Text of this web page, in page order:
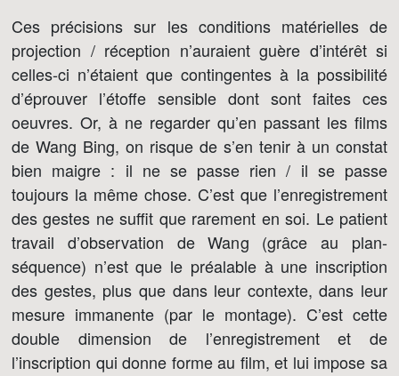
Ces précisions sur les conditions matérielles de
projection / réception n’auraient guère d’intérêt si
celles-ci n’étaient que contingentes à la possibilité
d’éprouver l’étoffe sensible dont sont faites ces
oeuvres. Or, à ne regarder qu’en passant les films
de Wang Bing, on risque de s’en tenir à un constat
bien maigre : il ne se passe rien / il se passe
toujours la même chose. C’est que l’enregistrement
des gestes ne suffit que rarement en soi. Le patient
travail d’observation de Wang (grâce au plan-
séquence) n’est que le préalable à une inscription
des gestes, plus que dans leur contexte, dans leur
mesure immanente (par le montage). C’est cette
double dimension de l’enregistrement et de
l’inscription qui donne forme au film, et lui impose sa